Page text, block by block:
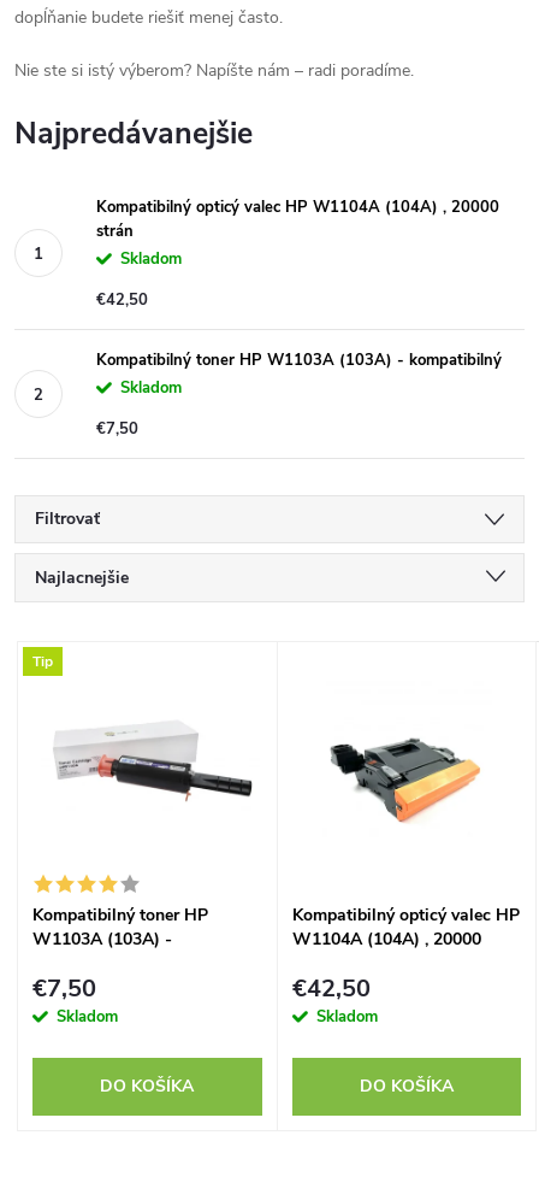
dopĺňanie budete riešiť menej často.
Nie ste si istý výberom? Napíšte nám – radi poradíme.
Najpredávanejšie
Kompatibilný opticý valec HP W1104A (104A) , 20000
strán
Skladom
€42,50
Kompatibilný toner HP W1103A (103A) - kompatibilný
Skladom
€7,50
Filtrovať
R
a
e
p
o
Najlacnejšie
Najpredávanejšie
V
s
p
Tip
Kompatibilný toner HP
W1103A (103A) -
€7,50
Skladom
DO KOŠÍKA
Kompatibilný opticý valec HP
W1104A (104A) , 20000
€42,50
Skladom
DO KOŠÍKA